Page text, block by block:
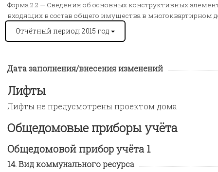
Форма 2.2 — Сведения об основных конструктивных
входящих в состав общего имущества в многоквартирном
Отчётный период: 2015 год
Дата заполнения/внесения изменений
Лифты
Лифты не предусмотрены проектом дома
Общедомовые приборы учёта
Общедомовой прибор учёта 1
Вид коммунального ресурса